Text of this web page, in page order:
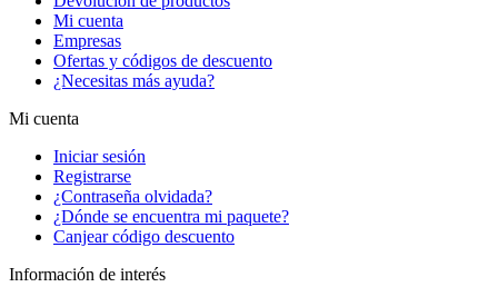
Mi cuenta
Empresas
Ofertas y códigos de descuento
¿Necesitas más ayuda?
Mi cuenta
Iniciar sesión
Registrarse
¿Contraseña olvidada?
¿Dónde se encuentra mi paquete?
Canjear código descuento
Información de interés